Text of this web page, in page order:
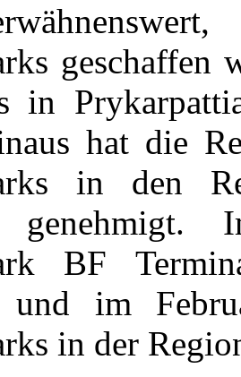
geschaffen
in
hat die
in den
BF
und im
in der